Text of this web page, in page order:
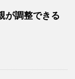
が調整できる